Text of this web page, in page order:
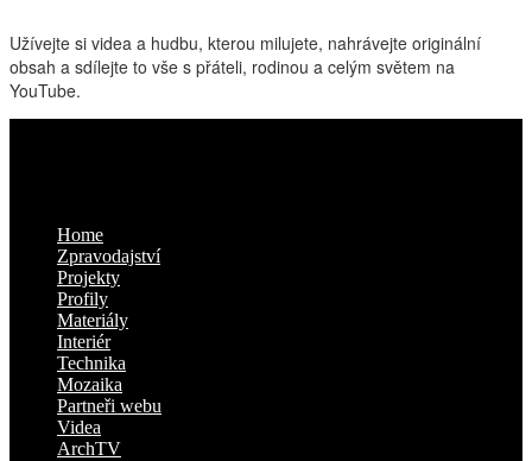
Užívejte si videa a hudbu, kterou milujete, nahrávejte originální
obsah a sdílejte to vše s přáteli, rodinou a celým světem na
YouTube.
Home
Zpravodajství
Projekty
Profily
Materiály
Interiér
Technika
Mozaika
Partneři webu
Videa
ArchTV